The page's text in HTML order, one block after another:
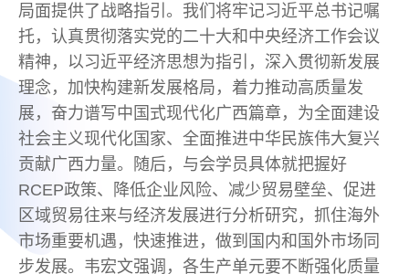
局面提供了战略指引。我们将牢记习近平总书记嘱
托，认真贯彻落实党的二十大和中央经济工作会议
精神，以习近平经济思想为指引，深入贯彻新发展
理念，加快构建新发展格局，着力推动高质量发
展，奋力谱写中国式现代化广西篇章，为全面建设
社会主义现代化国家、全面推进中华民族伟大复兴
贡献广西力量。随后，与会学员具体就把握好
RCEP政策、降低企业风险、减少贸易壁垒、促进
区域贸易往来与经济发展进行分析研究，抓住海外
市场重要机遇，快速推进，做到国内和国外市场同
步发展。韦宏文强调，各生产单元要不断强化质量